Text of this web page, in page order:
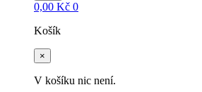
0,00 Kč 0
Košík
×
V košíku nic není.